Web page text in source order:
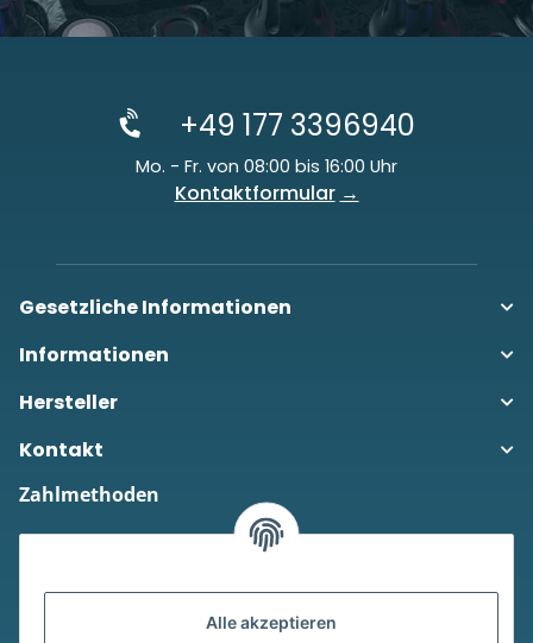
Alle akzeptieren
+49 177 3396940
Mo. - Fr. von 08:00 bis 16:00 Uhr
Kontaktformular
Gesetzliche Informationen
Informationen
Hersteller
Kontakt
Zahlmethoden